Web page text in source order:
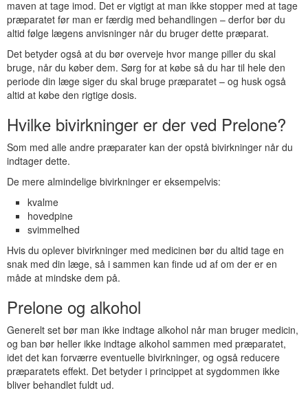
maven at tage imod. Det er vigtigt at man ikke stopper med at tage
præparatet før man er færdig med behandlingen – derfor bør du
altid følge lægens anvisninger når du bruger dette præparat.
Det betyder også at du bør overveje hvor mange piller du skal
bruge, når du køber dem. Sørg for at købe så du har til hele den
periode din læge siger du skal bruge præparatet – og husk også
altid at købe den rigtige dosis.
Hvilke bivirkninger er der ved Prelone?
Som med alle andre præparater kan der opstå bivirkninger når du
indtager dette.
De mere almindelige bivirkninger er eksempelvis:
kvalme
hovedpine
svimmelhed
Hvis du oplever bivirkninger med medicinen bør du altid tage en
snak med din læge, så i sammen kan finde ud af om der er en
måde at mindske dem på.
Prelone og alkohol
Generelt set bør man ikke indtage alkohol når man bruger medicin,
og ban bør heller ikke indtage alkohol sammen med præparatet,
idet det kan forværre eventuelle bivirkninger, og også reducere
præparatets effekt. Det betyder i princippet at sygdommen ikke
bliver behandlet fuldt ud.